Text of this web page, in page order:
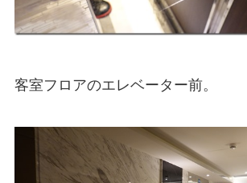
客室フロアのエレベーター前。